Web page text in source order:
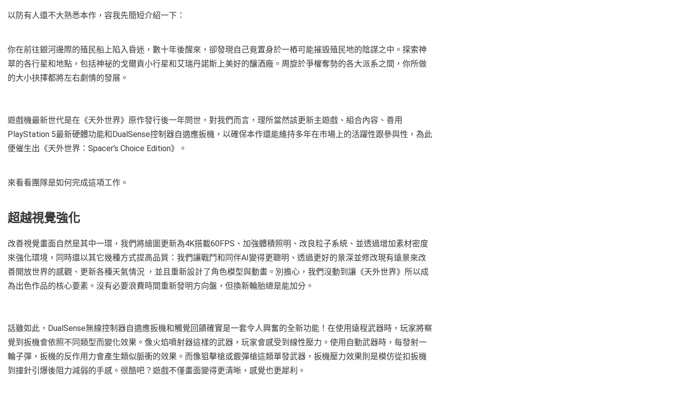
以防有人還不大熟悉本作，容我先簡短介紹一下：
你在前往銀河邊際的殖民船上陷入昏迷，數十年後醒來，卻發現自己竟置身於一樁可能摧毀殖民地的陰謀之中。探索神
翠的各行星和地點，包括神祕的戈爾貢小行星和艾瑞丹諾斯上美好的釀酒廠。周旋於爭權奪勢的各大派系之間，你所做
的大小抉擇都將左右劇情的發展。
遊戲機最新世代是在《天外世界》原作發行後一年問世，對我們而言，理所當然該更新主遊戲、組合內容、善用
PlayStation 5最新硬體功能和DualSense控制器自適應扳機，以確保本作還能維持多年在市場上的活躍性跟參與性，為此
便催生出《天外世界：Spacer’s Choice Edition》。
來看看團隊是如何完成這項工作。
超越視覺強化
改善視覺畫面自然是其中一環，我們將繪圖更新為4K搭載60FPS、加強體積照明、改良粒子系統、並透過增加素材密度
來強化環境，同時還以其它幾種方式提高品質：我們讓戰鬥和同伴AI變得更聰明、透過更好的景深並修改現有遠景來改
善開放世界的感觀、更新各種天氣情況 ，並且重新設計了角色模型與動畫。別擔心，我們沒動到讓《天外世界》所以成
為出色作品的核心要素。沒有必要浪費時間重新發明方向盤，但換新輪胎總是能加分。
話雖如此，DualSense無線控制器自適應扳機和觸覺回饋確實是一套令人興奮的全新功能！在使用遠程武器時，玩家將察
覺到扳機會依照不同類型而變化效果。像火焰噴射器這樣的武器，玩家會感受到線性壓力。使用自動武器時，每發射一
輪子彈，扳機的反作用力會產生類似脈衝的效果。而像狙擊槍或霰彈槍這類單發武器，扳機壓力效果則是模仿從扣扳機
到撞針引爆後阻力減弱的手感。很酷吧？遊戲不僅畫面變得更清晰，感覺也更犀利。